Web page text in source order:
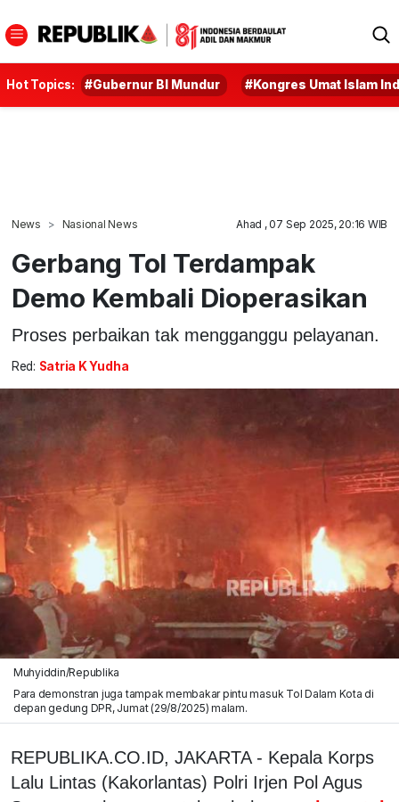
Hot Topics: #Gubernur BI Mundur #Kongres Umat Islam
News Nasional News Ahad , 07 Sep 2025, 20:16 WIB
Gerbang Tol Terdampak
Demo Kembali Dioperasikan
Proses perbaikan tak mengganggu pelayanan.
Red: Satria K Yudha
Muhyiddin/Republika
Para demonstran juga tampak membakar pintu masuk Tol Dalam Kota di
depan gedung DPR, Jumat (29/8/2025) malam.
REPUBLIKA.CO.ID, JAKARTA - Kepala Korps
Lalu Lintas (Kakorlantas) Polri Irjen Pol Agus